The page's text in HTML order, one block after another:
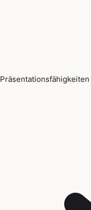
Präsentationsfähigkeiten